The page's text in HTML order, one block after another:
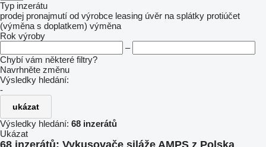
Typ inzerátu
prodej pronajmutí od výrobce leasing úvěr na splátky protiúčet
(výměna s doplatkem) výměna
Rok výroby
–
Chybí vám některé filtry?
Navrhněte změnu
Výsledky hledání:
-
ukázat
Výsledky hledání: 68 inzerátů
Ukázat
68 inzerátů: Vykusovače siláže AMPS z Polska